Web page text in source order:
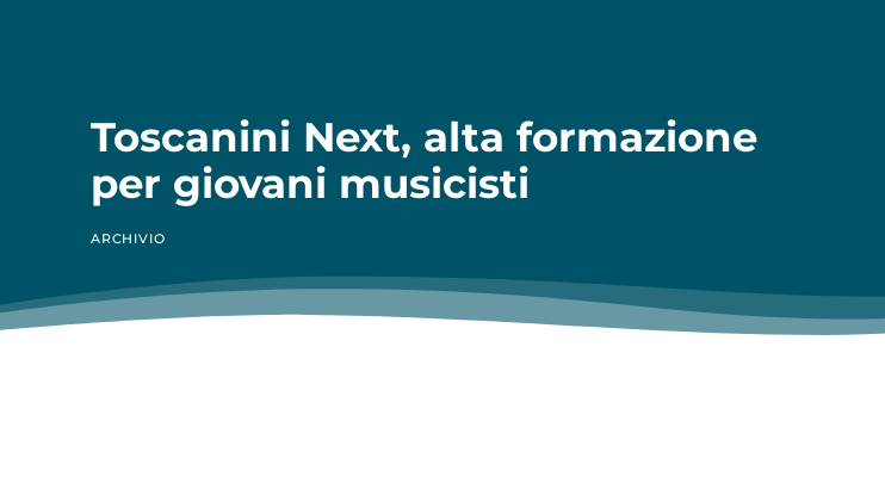
Toscanini Next, alta formazione
per giovani musicisti
ARCHIVIO